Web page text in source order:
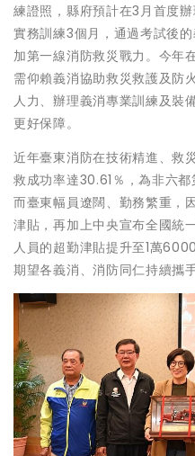
練證照，縣府預計在3月首度
實務訓練3個月，通過考試後
加第一線消防救災戰力。今年
需仰賴義消協助救災救護及防
人力、辦理義消專業訓練及裝
更好保障。
近年臺東消防在技術精進、救
救成功率達30.61％，為非六都
而臺東幅員遼闊、勤務繁重，
津貼，再加上中央宣布全國統
人員的超勤津貼提升至1萬
期望各義消、消防同仁持續攜